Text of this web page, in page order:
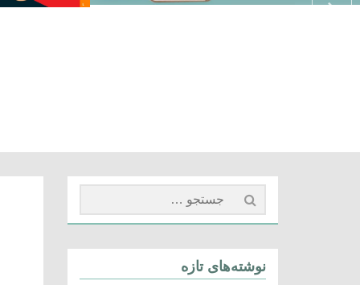
جستجو
برای:
نوشته‌های تازه